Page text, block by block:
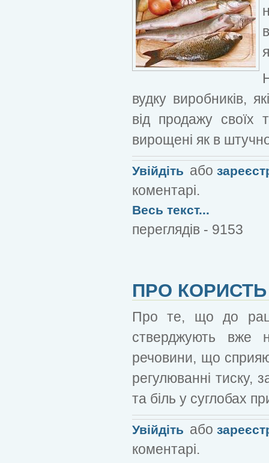
вудку виробників,
від продажу своїх
вирощені як в
Увійдіть або
коментарі.
Весь текст...
переглядів - 9153
ПРО
Про те, що до
стверджують вже
речовини, що
регулюванні тиску,
та біль у суглобах
Увійдіть або
коментарі.